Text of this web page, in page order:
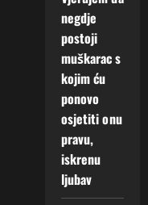
negdje
postoji
muškarac s
kojim ću
ponovo
osjetiti onu
pravu,
iskrenu
ljubav